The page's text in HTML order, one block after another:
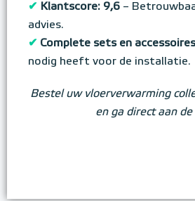
✔ Klantscore: 9,6 –
advies.
✔ Complete sets en accessoires
nodig heeft voor de installatie.
Bestel uw vloerverwarming
en ga direct aan de